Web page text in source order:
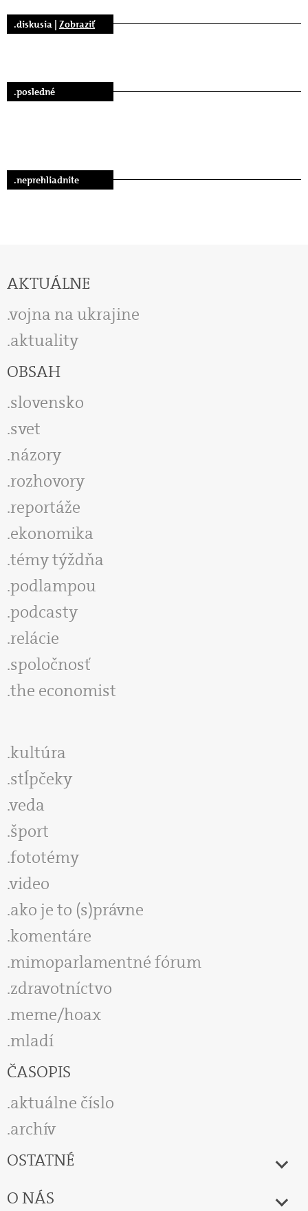
.diskusia | Zobraziť
.posledné
.neprehliadnite
AKTUÁLNE
vojna na ukrajine
aktuality
OBSAH
slovensko
svet
názory
rozhovory
reportáže
ekonomika
témy týždňa
podlampou
podcasty
relácie
spoločnosť
the economist
kultúra
stĺpčeky
veda
šport
fototémy
video
ako je to (s)právne
komentáre
mimoparlamentné fórum
zdravotníctvo
meme/hoax
mladí
ČASOPIS
aktuálne číslo
archív
OSTATNÉ
O NÁS